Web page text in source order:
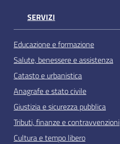
SERVIZI
Educazione e formazione
Salute, benessere e assistenza
Catasto e urbanistica
Anagrafe e stato civile
Giustizia e sicurezza pubblica
Tributi, finanze e contravvenzioni
Cultura e tempo libero